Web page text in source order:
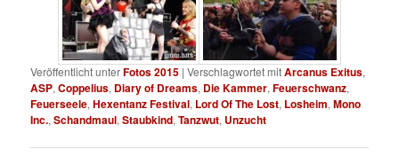
Veröffentlicht unterFotos 2015 |Verschlagwortet mitArcanus Exitus,
ASP,Coppelius, Diary of Dreams, Die Kammer,Feuerschwanz,
Feuerseele,Hexentanz Festival, Lord Of The Lost, Losheim,Mono
Inc.,Schandmaul,Staubkind,Tanzwut, Unzucht